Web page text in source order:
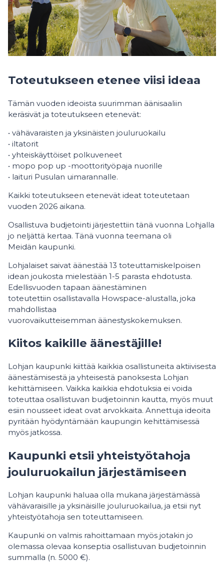
Toteutukseen etenee viisi ideaa
Tämän vuoden ideoista suurimman äänisaaliin
keräsivät ja toteutukseen etenevät:
• vähävaraisten ja yksinäisten jouluruokailu
• iltatorit
• yhteiskäyttöiset polkuveneet
• mopo pop up -moottorityöpaja nuorille
• laituri Pusulan uimarannalle.
Kaikki toteutukseen etenevät ideat toteutetaan
vuoden 2026 aikana.
Osallistuva budjetointi järjestettiin tänä vuonna Lohjalla
jo neljättä kertaa. Tänä vuonna teemana oli
Meidän kaupunki.
Lohjalaiset saivat äänestää 13 toteuttamiskelpoisen
idean joukosta mielestään 1-5 parasta ehdotusta.
Edellisvuoden tapaan äänestäminen
toteutettiin osallistavalla Howspace-alustalla, joka
mahdollistaa
vuorovaikutteisemman äänestyskokemuksen.
Kiitos kaikille äänestäjille!
Lohjan kaupunki kiittää kaikkia osallistuneita aktiivisesta
äänestämisestä ja yhteisestä panoksesta Lohjan
kehittämiseen. Vaikka kaikkia ehdotuksia ei voida
toteuttaa osallistuvan budjetoinnin kautta, myös muut
esiin nousseet ideat ovat arvokkaita. Annettuja ideoita
pyritään hyödyntämään kaupungin kehittämisessä
myös jatkossa.
Kaupunki etsii yhteistyötahoja
jouluruokailun järjestämiseen
Lohjan kaupunki haluaa olla mukana järjestämässä
vähävaraisille ja yksinäisille jouluruokailua, ja etsii nyt
yhteistyötahoja sen toteuttamiseen.
Kaupunki on valmis rahoittamaan myös jotakin jo
olemassa olevaa konseptia osallistuvan budjetoinnin
summalla (n. 5000 €).